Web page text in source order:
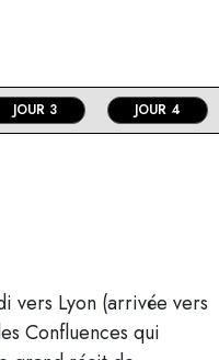
JOUR 3 JOUR 4
vers Lyon (arrivée vers
Confluences qui